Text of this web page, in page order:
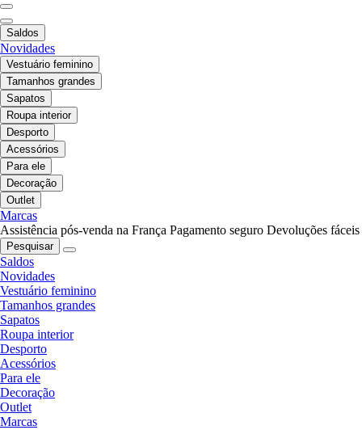
Saldos
Novidades
Vestuário feminino
Tamanhos grandes
Sapatos
Roupa interior
Desporto
Acessórios
Para ele
Decoração
Outlet
Marcas
Assistência pós-venda na França Pagamento seguro Devoluções fáceis
Pesquisar
Saldos
Novidades
Vestuário feminino
Tamanhos grandes
Sapatos
Roupa interior
Desporto
Acessórios
Para ele
Decoração
Outlet
Marcas